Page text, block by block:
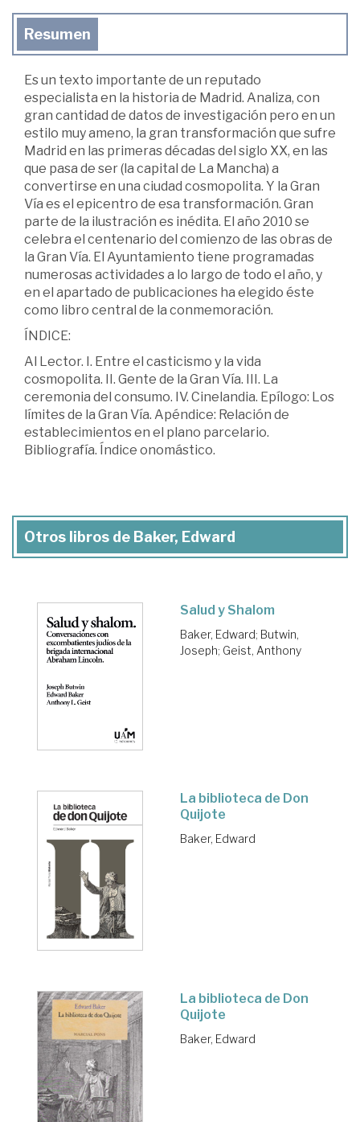
Resumen
Es un texto importante de un reputado
especialista en la historia de Madrid. Analiza, con
gran cantidad de datos de investigación pero en un
estilo muy ameno, la gran transformación que sufre
Madrid en las primeras décadas del siglo XX, en las
que pasa de ser (la capital de La Mancha) a
convertirse en una ciudad cosmopolita. Y la Gran
Vía es el epicentro de esa transformación. Gran
parte de la ilustración es inédita. El año 2010 se
celebra el centenario del comienzo de las obras de
la Gran Vía. El Ayuntamiento tiene programadas
numerosas actividades a lo largo de todo el año, y
en el apartado de publicaciones ha elegido éste
como libro central de la conmemoración.
ÍNDICE:
Al Lector. I. Entre el casticismo y la vida
cosmopolita. II. Gente de la Gran Vía. III. La
ceremonia del consumo. IV. Cinelandia. Epílogo: Los
límites de la Gran Vía. Apéndice: Relación de
establecimientos en el plano parcelario.
Bibliografía. Índice onomástico.
Otros libros de Baker, Edward
Salud y Shalom
Baker, Edward; Butwin,
Joseph; Geist, Anthony
La biblioteca de Don
Quijote
Baker, Edward
La biblioteca de Don
Quijote
Baker, Edward